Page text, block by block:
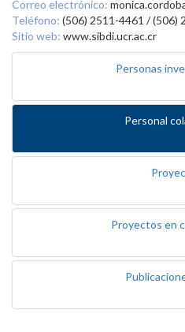
Correo electrónico:
Teléfono: (506) 2511-4461 / (506)
Sitio web: www.sibdi.ucr.ac.cr
Personas
Personal
Proyectos en